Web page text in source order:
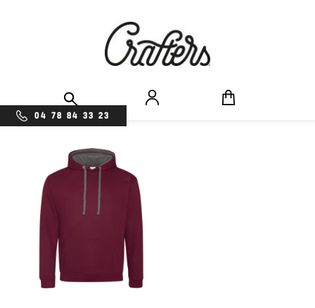
04 78 84 33 23